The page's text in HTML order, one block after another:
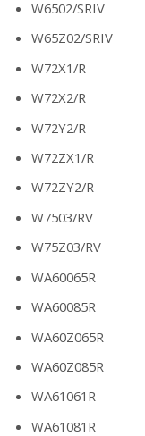
W6502/SRIV
W65Z02/SRIV
W72X1/R
W72X2/R
W72Y2/R
W72ZX1/R
W72ZY2/R
W7503/RV
W75Z03/RV
WA60065R
WA60085R
WA60Z065R
WA60Z085R
WA61061R
WA61081R